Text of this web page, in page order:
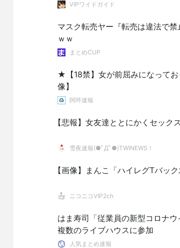
VIPワイドガイド
マスク転売ヤー『転売は違法で
ｗｗ
まとめCUP
★【18禁】女が前屈みになって
像】
阿吽速報
【悲報】女友達ととにかくセック
雪夜速報(●ﾟДﾟ●)TWINEWS！
【画像】まんこ「ハイレグTバッ
ニコニコVIP2ch
はま寿司「従業員の新型コロナ
複数のライブハウスに参加
人気まとめ速報